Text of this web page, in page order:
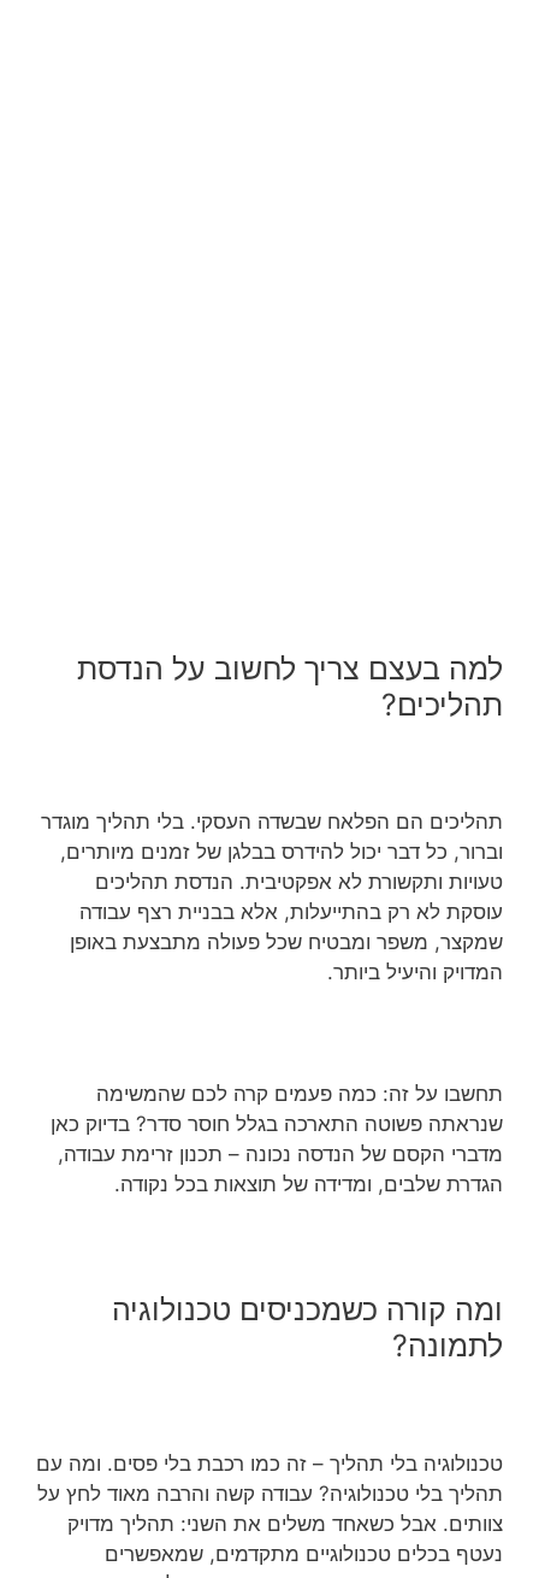
למה בעצם צריך לחשוב על הנדסת
תהליכים?
תהליכים הם הפלאח שבשדה העסקי. בלי תהליך מוגדר
וברור, כל דבר יכול להידרס בבלגן של זמנים מיותרים,
טעויות ותקשורת לא אפקטיבית. הנדסת תהליכים
עוסקת לא רק בהתייעלות, אלא בבניית רצף עבודה
שמקצר, משפר ומבטיח שכל פעולה מתבצעת באופן
המדויק והיעיל ביותר.
תחשבו על זה: כמה פעמים קרה לכם שהמשימה
שנראתה פשוטה התארכה בגלל חוסר סדר? בדיוק כאן
מדברי הקסם של הנדסה נכונה – תכנון זרימת עבודה,
הגדרת שלבים, ומדידה של תוצאות בכל נקודה.
ומה קורה כשמכניסים טכנולוגיה
לתמונה?
טכנולוגיה בלי תהליך – זה כמו רכבת בלי פסים. ומה עם
תהליך בלי טכנולוגיה? עבודה קשה והרבה מאוד לחץ על
צוותים. אבל כשאחד משלים את השני: תהליך מדויק
נעטף בכלים טכנולוגיים מתקדמים, שמאפשרים